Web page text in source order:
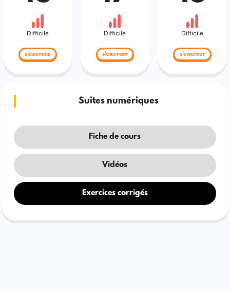
Difficile
s'exercer
Difficile
s'exercer
Difficile
s'exercer
Suites numériques
Fiche de cours
Vidéos
Exercices corrigés